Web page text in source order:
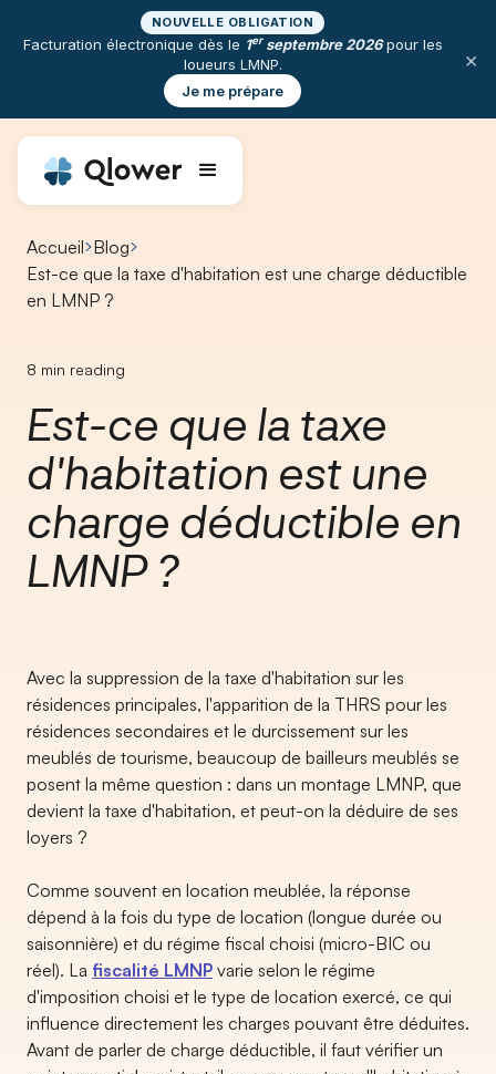
NOUVELLE OBLIGATION
Facturation électronique dès le 1erseptembre 2026pour les
loueurs LMNP.
Je me prépare
×
Accueil Blog
Est-ce que la taxe d'habitation est une charge déductible
en LMNP ?
8 min reading
Est-ce que la taxe
d'habitation est une
charge déductible en
LMNP ?
Avec la suppression de la taxe d'habitation sur les
résidences principales, l'apparition de la THRS pour les
résidences secondaires et le durcissement sur les
meublés de tourisme, beaucoup de bailleurs meublés se
posent la même question : dans un montage LMNP, que
devient la taxe d'habitation, et peut-on la déduire de ses
loyers ?
Comme souvent en location meublée, la réponse
dépend à la fois du type de location (longue durée ou
saisonnière) et du régime fiscal choisi (micro-BIC ou
réel). La fiscalité LMNP varie selon le régime
d'imposition choisi et le type de location exercé, ce qui
influence directement les charges pouvant être déduites.
Avant de parler de charge déductible, il faut vérifier un